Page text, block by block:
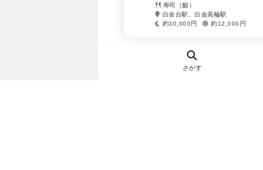
寿司（鮨）
白金台駅、白金高輪駅
約30,000円
約12,000円
さがす